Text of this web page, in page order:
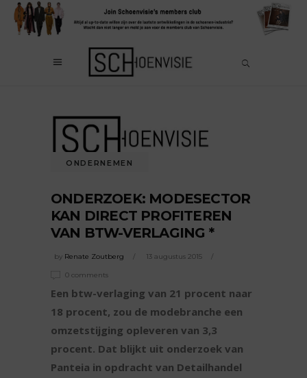
ONDERNEMEN
ONDERZOEK: MODESECTOR
KAN DIRECT PROFITEREN
VAN BTW-VERLAGING *
by Renate Zoutberg 13 augustus 2015
0 comments
Een btw-verlaging van 21 procent naar
18 procent, zou de modebranche een
omzetstijging opleveren van 3,3
procent. Dat blijkt uit onderzoek van
Panteia in opdracht van Detailhandel